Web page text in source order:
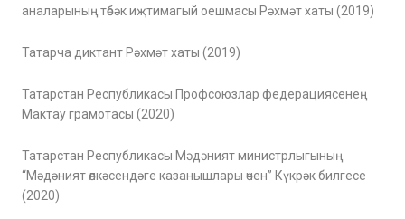
аналарының төбәк иҗтимагый оешмасы Рәхмәт хаты (2019)
Татарча диктант Рәхмәт хаты (2019)
Татарстан Республикасы Профсоюзлар федерациясенең
Мактау грамотасы (2020)
Татарстан Республикасы Мәдәният министрлыгының
“Мәдәният өлкәсендәге казанышлары өчен” Күкрәк билгесе
(2020)